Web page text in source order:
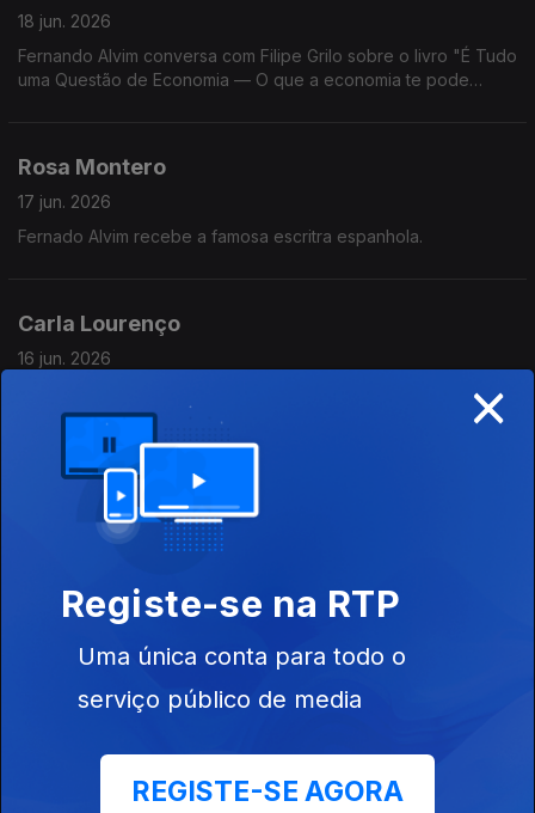
18 jun. 2026
Fernando Alvim conversa com Filipe Grilo sobre o livro "É Tudo
uma Questão de Economia — O que a economia te pode
Rosa Montero
17 jun. 2026
Fernado Alvim recebe a famosa escritra espanhola.
Carla Lourenço
16 jun. 2026
Fernando Alvim recebe a bióloga e autora do livro "Isto não
Nuno Palma
15 jun. 2026
Europeus".
Viajámos até à Austrália para conhecer a portuguesa Elisabete
Cunha, astrofísica e investigadora, que lançou o livro "O que
se Passa acima das Nossas Cabeças".
×
Registe-se na RTP
Uma única conta para todo o
serviço público de media
REGISTE-SE AGORA